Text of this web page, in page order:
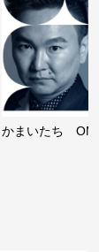
かまいたち